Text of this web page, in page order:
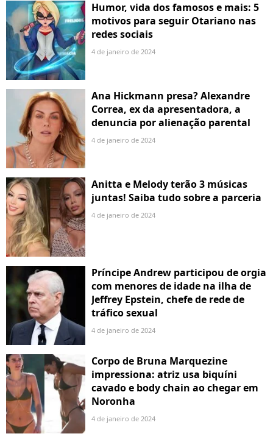
Humor, vida dos famosos e mais: 5
motivos para seguir Otariano nas
redes sociais
4 de janeiro de 2024
Ana Hickmann presa? Alexandre
Correa, ex da apresentadora, a
denuncia por alienação parental
4 de janeiro de 2024
Anitta e Melody terão 3 músicas
juntas! Saiba tudo sobre a parceria
4 de janeiro de 2024
Príncipe Andrew participou de orgia
com menores de idade na ilha de
Jeffrey Epstein, chefe de rede de
tráfico sexual
4 de janeiro de 2024
Corpo de Bruna Marquezine
impressiona: atriz usa biquíni
cavado e body chain ao chegar em
Noronha
4 de janeiro de 2024